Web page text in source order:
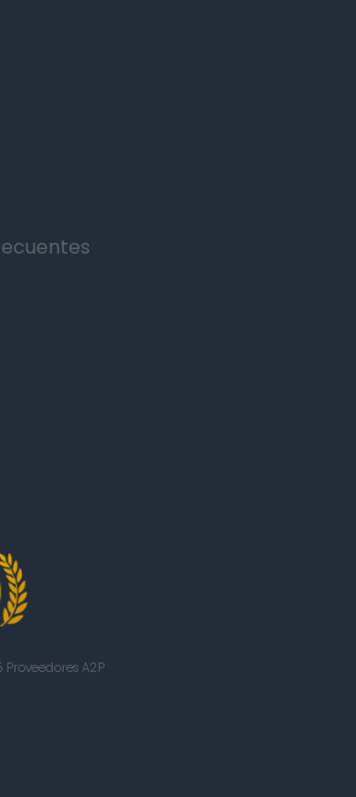
Proveedores A2P